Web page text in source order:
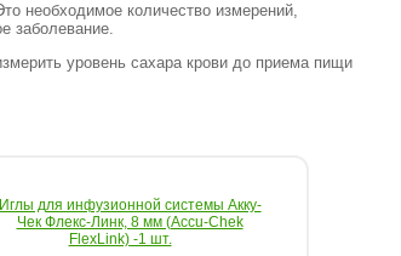
необходимое количество измерений,
заболевание.
уровень сахара крови до приема пищи